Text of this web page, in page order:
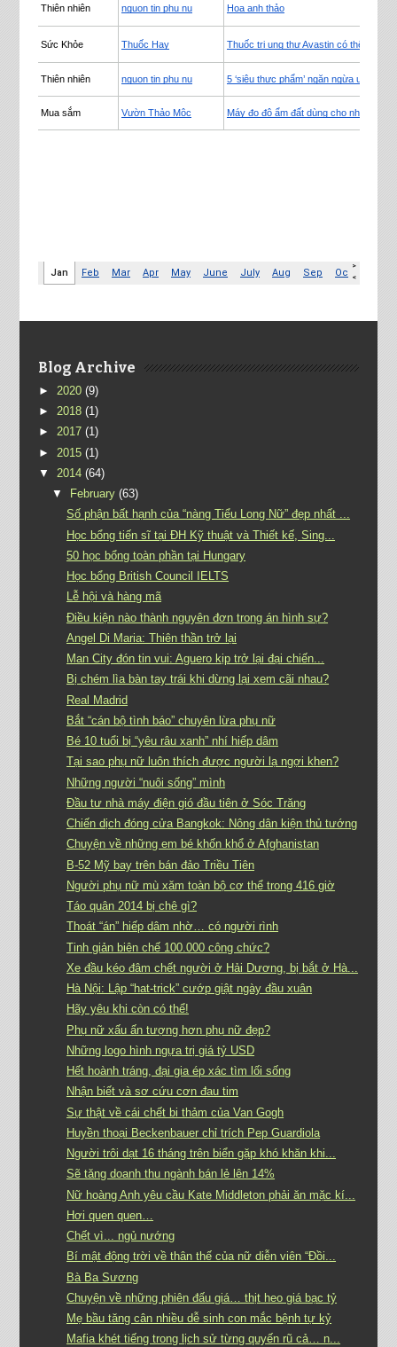
Blog Archive
► 2020 (9)
► 2018 (1)
► 2017 (1)
► 2015 (1)
▼ 2014 (64)
▼
February (63)
Số phận bất hạnh của “nàng Tiểu Long Nữ” đẹp nhất ...
Học bổng tiến sĩ tại ĐH Kỹ thuật và Thiết kế, Sing...
50 học bổng toàn phần tại Hungary
Học bổng British Council IELTS
Lễ hội và hàng mã
Điều kiện nào thành nguyên đơn trong án hình sự?
Angel Di Maria: Thiên thần trở lại
Man City đón tin vui: Aguero kịp trở lại đại chiến...
Bị chém lìa bàn tay trái khi dừng lại xem cãi nhau?
Real Madrid
Bắt “cán bộ tình báo” chuyên lừa phụ nữ
Bé 10 tuổi bị “yêu râu xanh” nhí hiếp dâm
Tại sao phụ nữ luôn thích được người lạ ngợi khen?
Những người “nuôi sống” mình
Đầu tư nhà máy điện gió đầu tiên ở Sóc Trăng
Chiến dịch đóng cửa Bangkok: Nông dân kiện thủ tướng
Chuyện về những em bé khốn khổ ở Afghanistan
B-52 Mỹ bay trên bán đảo Triều Tiên
Người phụ nữ mù xăm toàn bộ cơ thể trong 416 giờ
Táo quân 2014 bị chê gì?
Thoát “án” hiếp dâm nhờ… có người rình
Tinh giản biên chế 100.000 công chức?
Xe đầu kéo đâm chết người ở Hải Dương, bị bắt ở Hà...
Hà Nội: Lập “hat-trick” cướp giật ngày đầu xuân
Hãy yêu khi còn có thể!
Phụ nữ xấu ấn tượng hơn phụ nữ đẹp?
Những logo hình ngựa trị giá tỷ USD
Hết hoành tráng, đại gia ép xác tìm lối sống
Nhận biết và sơ cứu cơn đau tim
Sự thật về cái chết bi thảm của Van Gogh
Huyền thoại Beckenbauer chỉ trích Pep Guardiola
Người trôi dạt 16 tháng trên biển gặp khó khăn khi...
Sẽ tăng doanh thu ngành bán lẻ lên 14%
Nữ hoàng Anh yêu cầu Kate Middleton phải ăn mặc kí...
Hơi quen quen…
Chết vì... ngủ nướng
Bí mật động trời về thân thế của nữ diễn viên “Đồi...
Bà Ba Sương
Chuyện về những phiên đấu giá… thịt heo giá bạc tỷ
Mẹ bầu tăng cân nhiều dễ sinh con mắc bệnh tự kỷ
Mafia khét tiếng trong lịch sử từng quyến rũ cả… n...